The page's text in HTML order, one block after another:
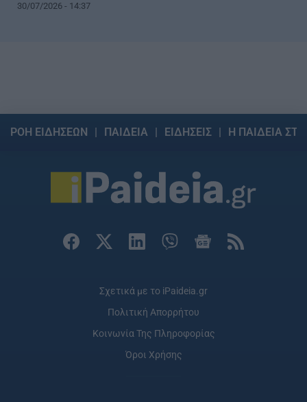
30/07/2026 - 14:37
ΡΟΗ ΕΙΔΗΣΕΩΝ ΠΑΙΔΕΙΑ ΕΙΔΗΣΕΙΣ Η ΠΑΙΔΕΙΑ
Σχετικά με το iPaideia.gr
Πολιτική Απορρήτου
Κοινωνία Της Πληροφορίας
Όροι Χρήσης